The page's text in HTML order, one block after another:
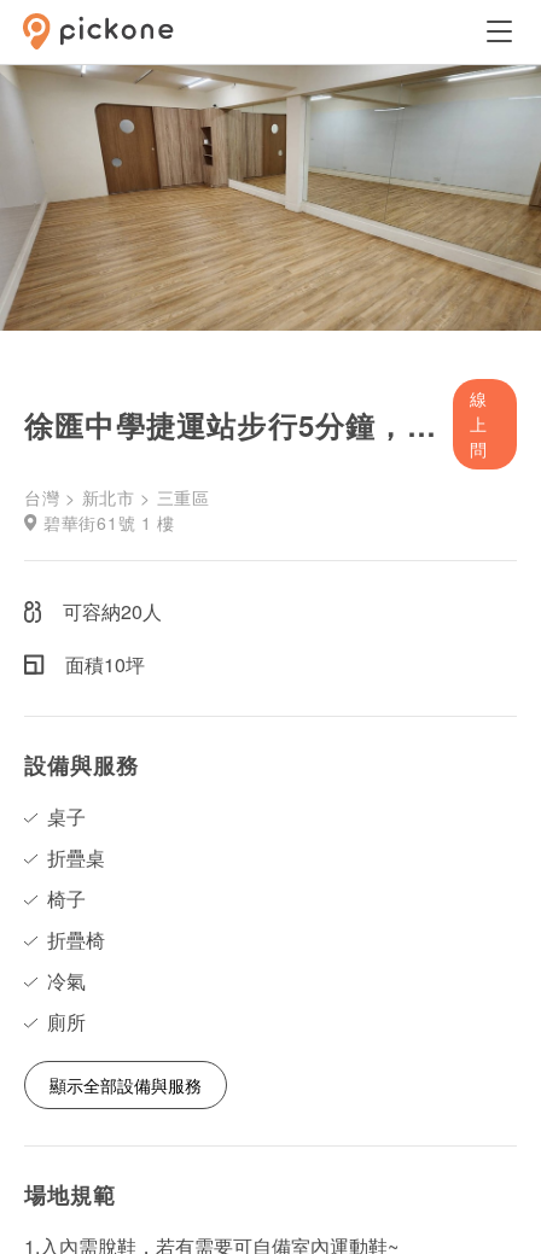
徐匯中學捷運站步行5分鐘，大面全身鏡多功能教室
線
上
問
台灣 > 新北市 > 三重區
碧華街61號 1 樓
可容納20人
面積10坪
設備與服務
桌子
折疊桌
椅子
折疊椅
冷氣
廁所
顯示全部設備與服務
場地規範
1.入內需脫鞋，若有需要可自備室內運動鞋~